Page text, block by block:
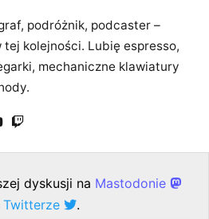
podróżnik, podcaster –
tej kolejności. Lubię espresso,
mechaniczne klawiatury
dyskusji na Mastodonie
Twitterze .